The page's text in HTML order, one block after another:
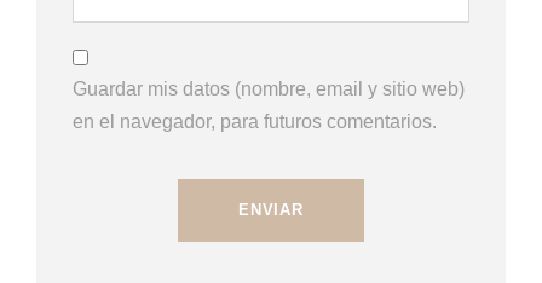
Guardar mis datos (nombre, email y sitio web)
en el navegador, para futuros comentarios.